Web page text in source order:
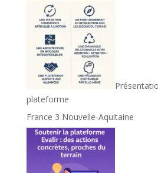
plateforme
France 3 Nouvelle-Aquitaine